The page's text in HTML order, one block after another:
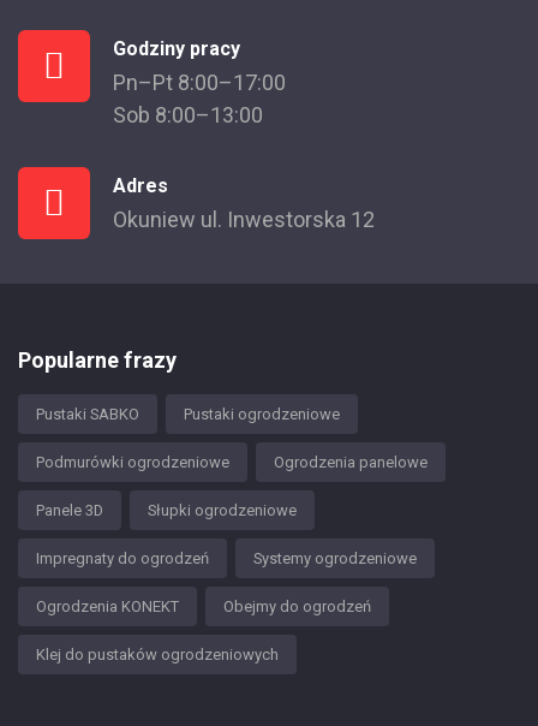
Godziny pracy
Pn–Pt 8:00–17:00
Sob 8:00–13:00
Adres
Okuniew ul. Inwestorska 12
Popularne frazy
Pustaki SABKO Pustaki ogrodzeniowe
Podmurówki ogrodzeniowe Ogrodzenia panelowe
Panele 3D Słupki ogrodzeniowe
Impregnaty do ogrodzeń Systemy ogrodzeniowe
Ogrodzenia KONEKT Obejmy do ogrodzeń
Klej do pustaków ogrodzeniowych